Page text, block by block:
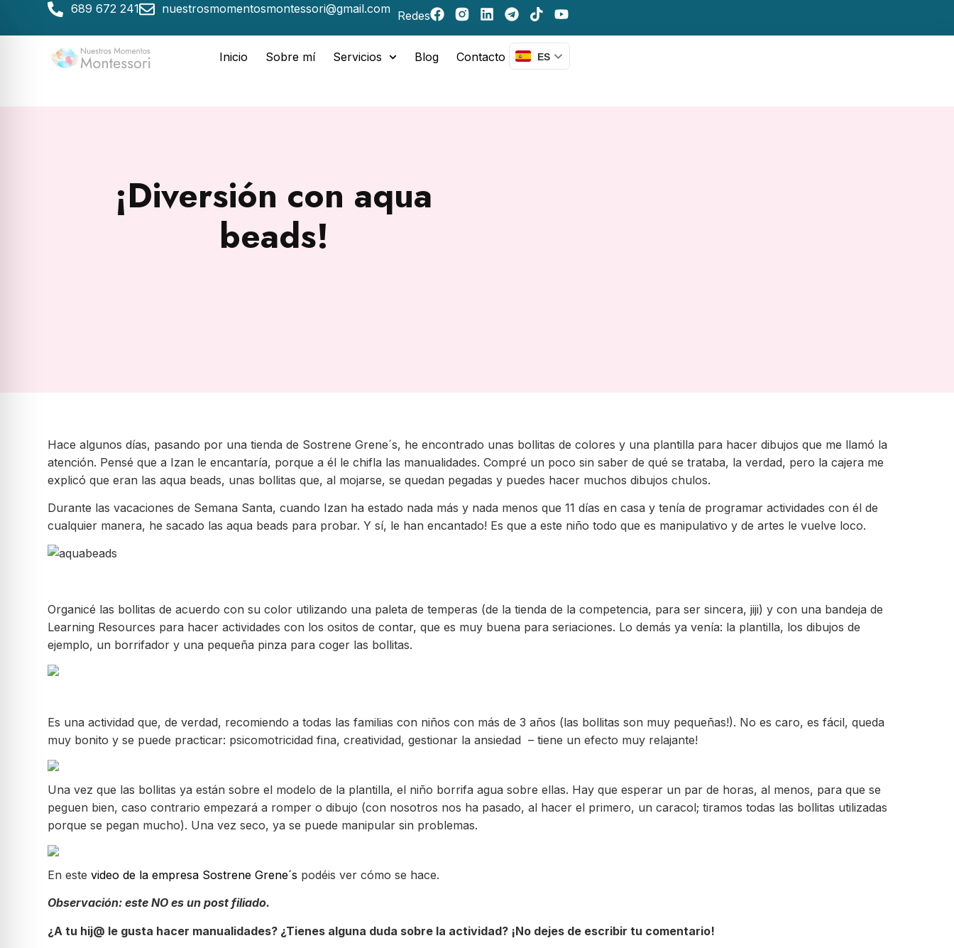
689 672 241 nuestrosmomentosmontessori@gmail.com Redes
Inicio Sobre mí Servicios Blog Contacto ES
¡Diversión con aqua
beads!
Hace algunos días, pasando por una tienda de Sostrene Grene´s, he encontrado unas bollitas de colores y una plantilla para hacer dibujos que me llamó la
atención. Pensé que a Izan le encantaría, porque a él le chifla las manualidades. Compré un poco sin saber de qué se trataba, la verdad, pero la cajera me
explicó que eran las aqua beads, unas bollitas que, al mojarse, se quedan pegadas y puedes hacer muchos dibujos chulos.
Durante las vacaciones de Semana Santa, cuando Izan ha estado nada más y nada menos que 11 días en casa y tenía de programar actividades con él de
cualquier manera, he sacado las aqua beads para probar. Y sí, le han encantado! Es que a este niño todo que es manipulativo y de artes le vuelve loco.
Organicé las bollitas de acuerdo con su color utilizando una paleta de temperas (de la tienda de la competencia, para ser sincera, jiji) y con una bandeja de
Learning Resources para hacer actividades con los ositos de contar, que es muy buena para seriaciones. Lo demás ya venía: la plantilla, los dibujos de
ejemplo, un borrifador y una pequeña pinza para coger las bollitas.
Es una actividad que, de verdad, recomiendo a todas las familias con niños con más de 3 años (las bollitas son muy pequeñas!). No es caro, es fácil, queda
muy bonito y se puede practicar: psicomotricidad fina, creatividad, gestionar la ansiedad – tiene un efecto muy relajante!
Una vez que las bollitas ya están sobre el modelo de la plantilla, el niño borrifa agua sobre ellas. Hay que esperar un par de horas, al menos, para que se
peguen bien, caso contrario empezará a romper o dibujo (con nosotros nos ha pasado, al hacer el primero, un caracol; tiramos todas las bollitas utilizadas
porque se pegan mucho). Una vez seco, ya se puede manipular sin problemas.
En estevideo de la empresa Sostrene Grene´s podéis ver cómo se hace.
Observación: este NO es un post filiado.
¿A tu hij@ le gusta hacer manualidades? ¿Tienes alguna duda sobre la actividad? ¡No dejes de escribir tu comentario!